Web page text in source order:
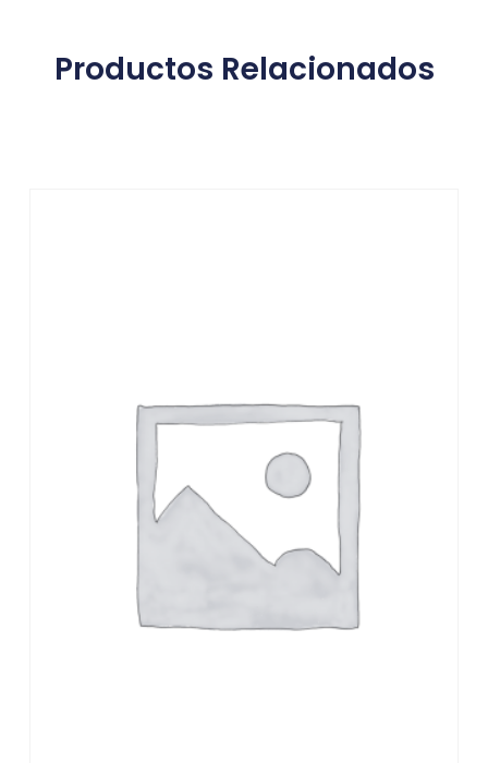
Productos Relacionados